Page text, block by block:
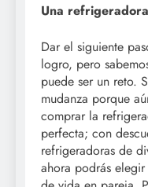
Una
Dar el siguiente
logro, pero
puede ser un reto.
mudanza porque
comprar la
perfecta; con
refrigeradoras de
ahora podrás